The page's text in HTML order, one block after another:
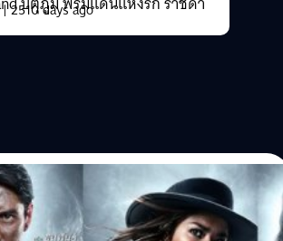
| 2510 days ago
วังสุด ๆ